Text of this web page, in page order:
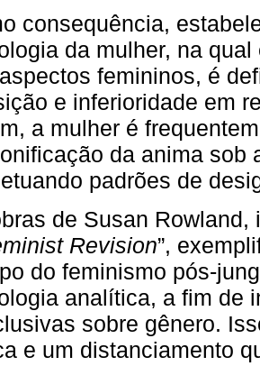
consequência,
da mulher, na
femininos, é
e inferioridade em
a mulher é
da anima sob
padrões de
de Susan Rowland,
Revision”,
do feminismo pós-
analítica, a fim de
sobre gênero.
e um distanciamento